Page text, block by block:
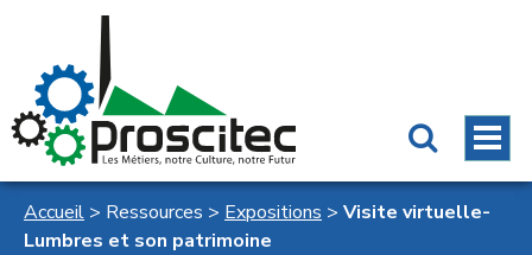
Accueil > Ressources > Expositions > Visite virtuelle-
Lumbres et son patrimoine